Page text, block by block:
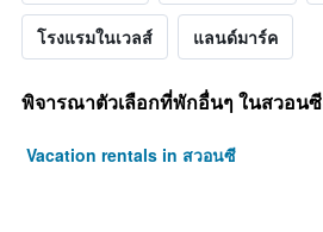
โรงแรมในเวลส์ แลนด์มาร์ค
พิจารณาตัวเลือกที่พักอื่นๆ ในสวอนซี
Vacation rentals in สวอนซี